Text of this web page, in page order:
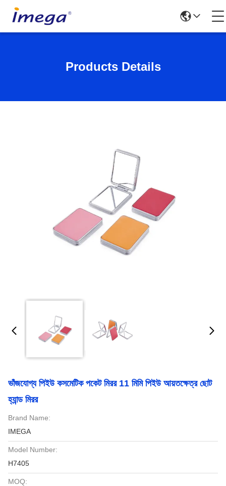
Products Details
ভাঁজযোগ্য পিইউ কসমেটিক পকেট মিরর 11 মিমি পিইউ আয়তক্ষেত্র ছোট
হ্যান্ড মিরর
Brand Name:
IMEGA
Model Number:
H7405
MOQ: